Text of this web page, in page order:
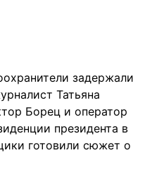
задержали
Татьяна
Борец и оператор
президента в
готовили сюжет о